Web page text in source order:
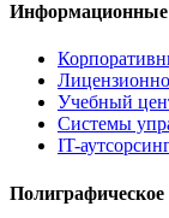
Информационные
Учебный
Системы
IT-
Полиграфическое